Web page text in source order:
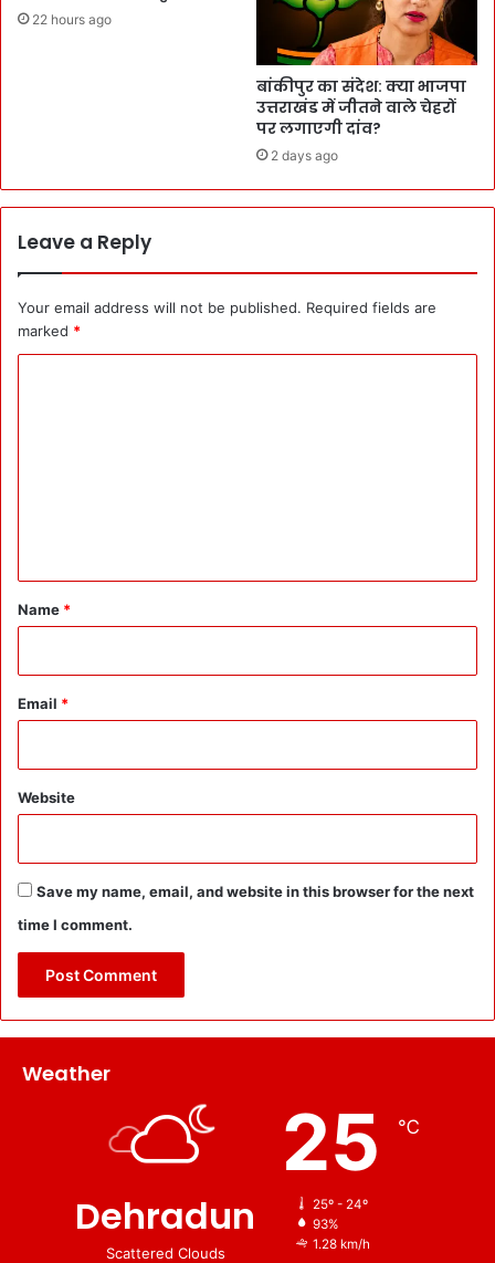
22 hours ago
बांकीपुर का संदेश: क्या भाजपा
उत्तराखंड में जीतने वाले चेहरों
पर लगाएगी दांव?
2 days ago
Leave a Reply
Your email address will not be published. Required fields are
marked *
*
Name *
Email *
Website
Save my name, email, and website in this browser for the next
time I comment.
Weather
Dehradun
Scattered Clouds
25 ℃
25º - 24º
93%
1.28 km/h